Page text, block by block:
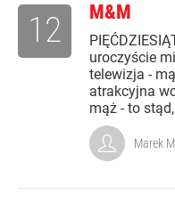
M&M
uroczyście
telewizja -
atrakcyjna
mąż - to
12
Marek